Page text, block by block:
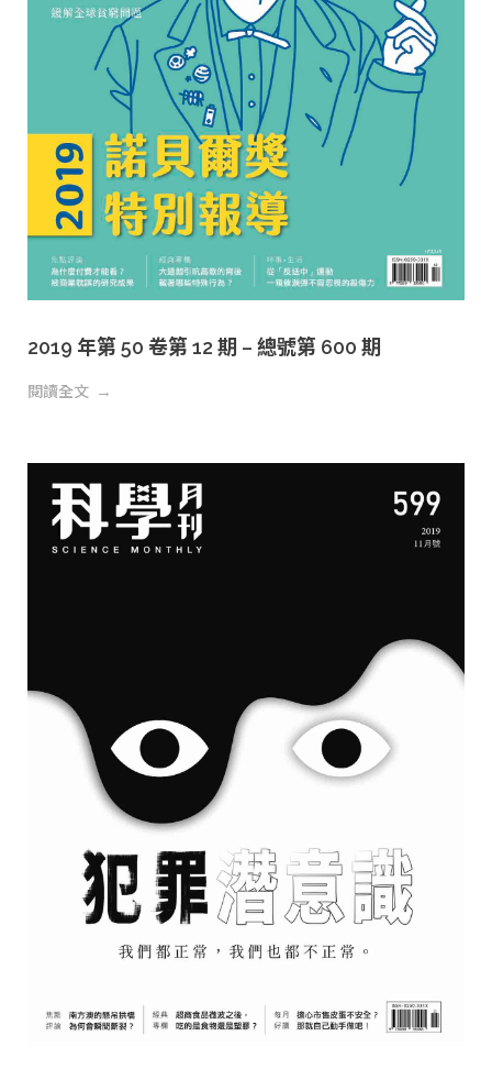
2019 年第 50 卷第 12 期 – 總號第 600 期
閱讀全文